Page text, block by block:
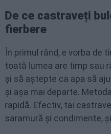
De ce castraveți
fierbere
În primul rând, e vorba de
toată lumea are timp sau
și să aștepte ca apa să
și așa mai departe.
rapidă. Efectiv, tai
saramură și condimente,